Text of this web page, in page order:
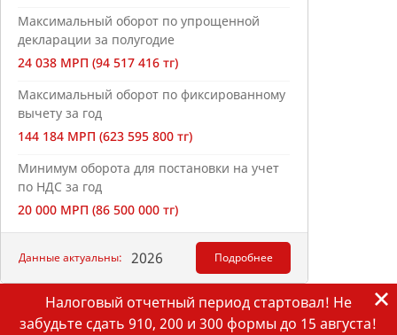
Максимальный оборот по упрощенной
декларации за полугодие
24 038 МРП (94 517 416 тг)
Максимальный оборот по фиксированному
вычету за год
144 184 МРП (623 595 800 тг)
Минимум оборота для постановки на учет
по НДС за год
20 000 МРП (86 500 000 тг)
Данные актуальны: 2026 Подробнее
Налоговый отчетный период стартовал! Не
забудьте сдать 910, 200 и 300 формы до 15 августа!